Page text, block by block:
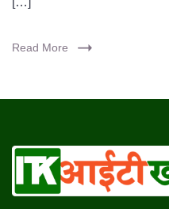
Read More